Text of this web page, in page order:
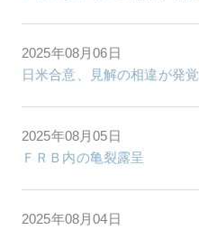
2025年08月06日
日米合意、見解の相違が発覚
2025年08月05日
ＦＲＢ内の亀裂露呈
2025年08月04日